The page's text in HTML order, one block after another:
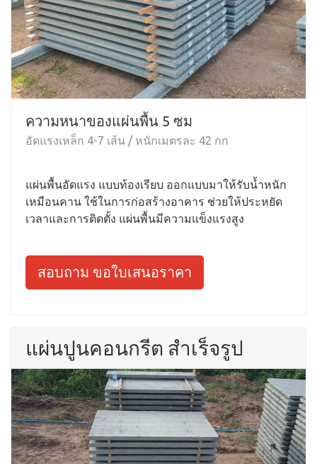
ความหนาของแผ่นพื้น 5 ซม
อัดแรงเหล็ก 4-7 เส้น / หนักเมตรละ 42 กก
แผ่นพื้นอัดแรง แบบท้องเรียบ ออกแบบมาให้รับน้ำหนัก
เหมือนคาน ใช้ในการก่อสร้างอาคาร ช่วยให้ประหยัด
เวลาและการติดตั้ง แผ่นพื้นมีความแข็งแรงสูง
สอบถาม ขอใบเสนอราคา
แผ่นปูนคอนกรีต สำเร็จรูป